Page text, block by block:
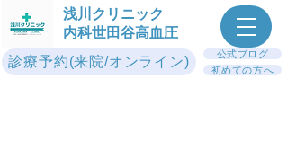
浅川クリニック
内科世田谷高血圧
診療予約(来院/オンライン)
公式ブログ
初めての方へ